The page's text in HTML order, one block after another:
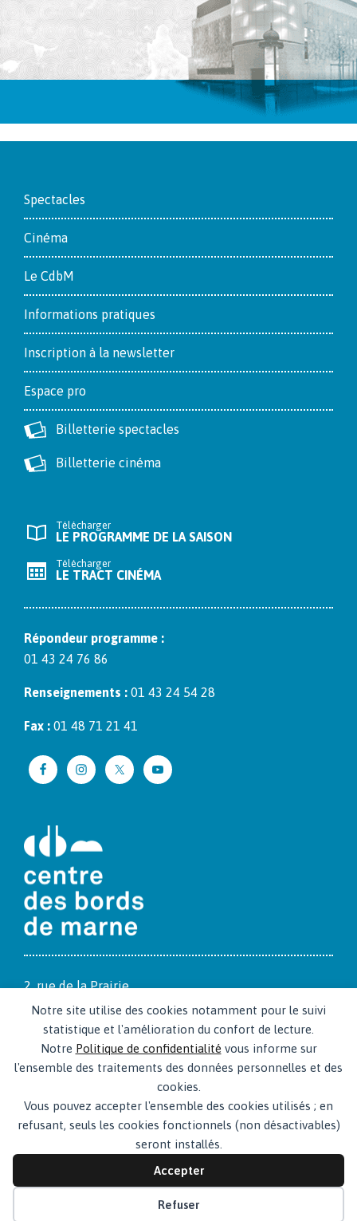
Notre site utilise des cookies notamment pour le suivi
statistique et l'amélioration du confort de lecture.
Notre Politique de confidentialité vous informe sur
l'ensemble des traitements des données personnelles et des
cookies.
Vous pouvez accepter l'ensemble des cookies utilisés ; en
refusant, seuls les cookies fonctionnels (non désactivables)
seront installés.
Accepter
Refuser
Footer
Spectacles
Cinéma
Le CdbM
Informations pratiques
Inscription à la newsletter
Espace pro
Billetterie spectacles
Billetterie cinéma
Télécharger
LE PROGRAMME DE LA SAISON
Télécharger
LE TRACT CINÉMA
Répon­deur pro­gramme :
01 43 24 76 86
Ren­seigne­ments : 01 43 24 54 28
Fax : 01 48 71 21 41
2, rue de la Prairie
94170 Le Per­reux-sur-Marne
www.cdbm.org
CdbM, un équipement de la ville du Per­reux-sur-Marne
Politique de confidentialité du CDBM
© 2026 · Centre des bords de Marne